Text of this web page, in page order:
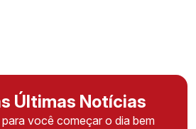
Últimas Notícias
você começar o dia bem